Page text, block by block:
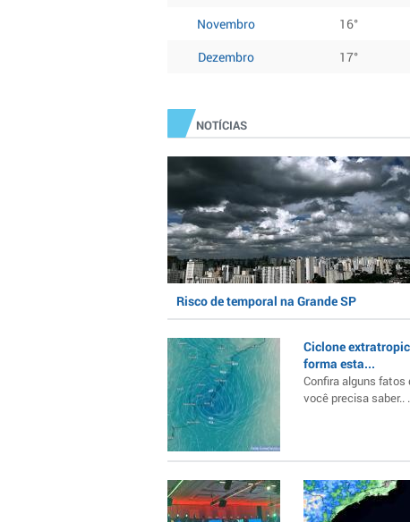
Novembro
16°
Dezembro
17°
NOTÍCIAS
Risco de temporal na Grande SP
Ciclone
forma esta...
Confira alguns fatos
você precisa saber.. .